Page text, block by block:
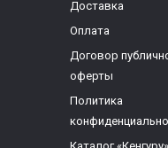
Доставка
Оплата
Договор
оферты
Политика